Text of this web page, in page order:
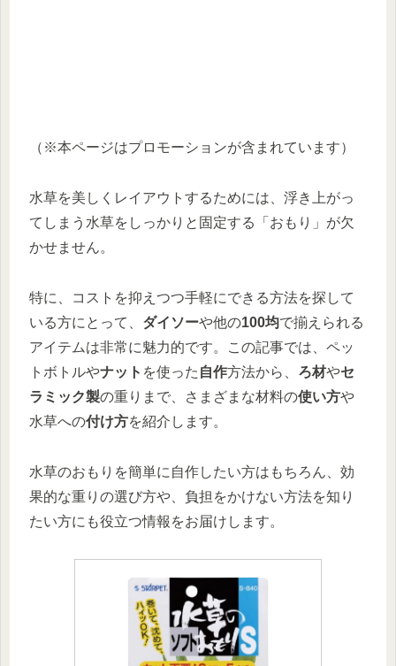
（※本ページはプロモーションが含まれています）
水草を美しくレイアウトするためには、浮き上がっ
てしまう水草をしっかりと固定する「おもり」が欠
かせません。
特に、コストを抑えつつ手軽にできる方法を探して
いる方にとって、 ダイソーや他の100均で揃えられる
アイテムは非常に魅力的です。この記事では、ペッ
トボトルやナット を使った 自作方法から、 ろ材やセ
ラミック製の重りまで、さまざまな材料の使い方や
水草への付け方を紹介します。
水草のおもりを簡単に自作したい方はもちろん、効
果的な重りの選び方や、負担をかけない方法を知り
たい方にも役立つ情報をお届けします。